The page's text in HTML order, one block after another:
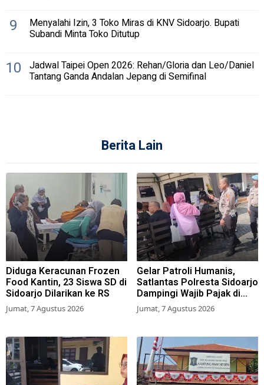
9 Menyalahi Izin, 3 Toko Miras di KNV Sidoarjo. Bupati
Subandi Minta Toko Ditutup
10 Jadwal Taipei Open 2026: Rehan/Gloria dan Leo/Daniel
Tantang Ganda Andalan Jepang di Semifinal
Berita Lain
Diduga Keracunan Frozen
Food Kantin, 23 Siswa SD di
Sidoarjo Dilarikan ke RS
Jumat, 7 Agustus 2026
Gelar Patroli Humanis,
Satlantas Polresta Sidoarjo
Dampingi Wajib Pajak di
Samsat
Jumat, 7 Agustus 2026